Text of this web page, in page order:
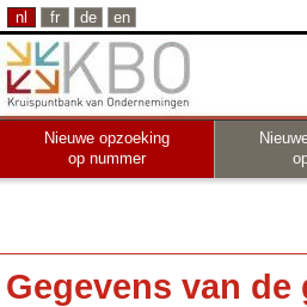
nl fr de en
Nieuwe opzoeking
op nummer
Gegevens van